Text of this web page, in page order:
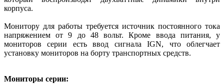
корпуса.
Монитору для работы требуется источник постоянного тока
напряжением от 9 до 48 вольт. Кроме ввода питания, у
мониторов серии есть ввод сигнала IGN, что облегчает
установку мониторов на борту транспортных средств.
Мониторы серии: